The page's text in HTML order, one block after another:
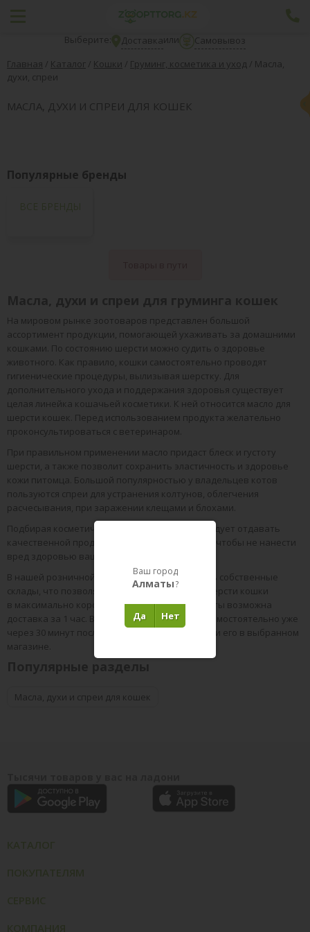
Выберите: Доставкаили
Самовывоз
Главная / Каталог / Кошки / Груминг, косметика и уход / Масла,
духи, спреи
МАСЛА, ДУХИ И СПРЕИ ДЛЯ КОШЕК
Популярные бренды
ВСЕ БРЕНДЫ
На мировом рынке зоотоваров представлен большой
ассортимент продукции, помогающей ухаживать за домашними
кошками. По состоянию шерсти можно судить о здоровье
животного. Как правило, кошки самостоятельно проводят
гигиенические процедуры, вылизывая шерстку. Для
дополнительного ухода и поддержания здоровья существует
целая линейка кошачьей косметики. К ней относится масло для
шерсти кошек. Перед использованием продукта желательно
проконсультироваться с ветеринаром.
При правильном применении масло придаст блеск и густоту
шерсти, а также позволит сохранить эластичность и здоровье
кожи питомца. Большой популярностью у владельцев котов
пользуются спреи для устранения колтунов, облегчения
расчесывания, при заражении клещами и блохами.
Подбирая косметические средства, всегда следует отдавать
качественной продукции известных брендов, чтобы не нанести
вред здоровью вашей кошки.
В нашей розничной сети уже 4 магазинов, есть собственные
склады, что позволяет доставить масло для шерсти кошки
в максимально короткие сроки. В городе Алматы возможна
доставка за 1 час. Вы можете забрать заказ самостоятельно уже
через 30 минут после оформления, при наличии его в выбранном
магазине.
Масла, духи и спреи для кошек
Ваш город
Алматы?
Нет
Да